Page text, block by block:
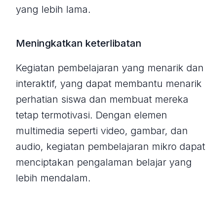
yang lebih lama.
Meningkatkan keterlibatan
Kegiatan pembelajaran yang menarik dan
interaktif, yang dapat membantu menarik
perhatian siswa dan membuat mereka
tetap termotivasi. Dengan elemen
multimedia seperti video, gambar, dan
audio, kegiatan pembelajaran mikro dapat
menciptakan pengalaman belajar yang
lebih mendalam.